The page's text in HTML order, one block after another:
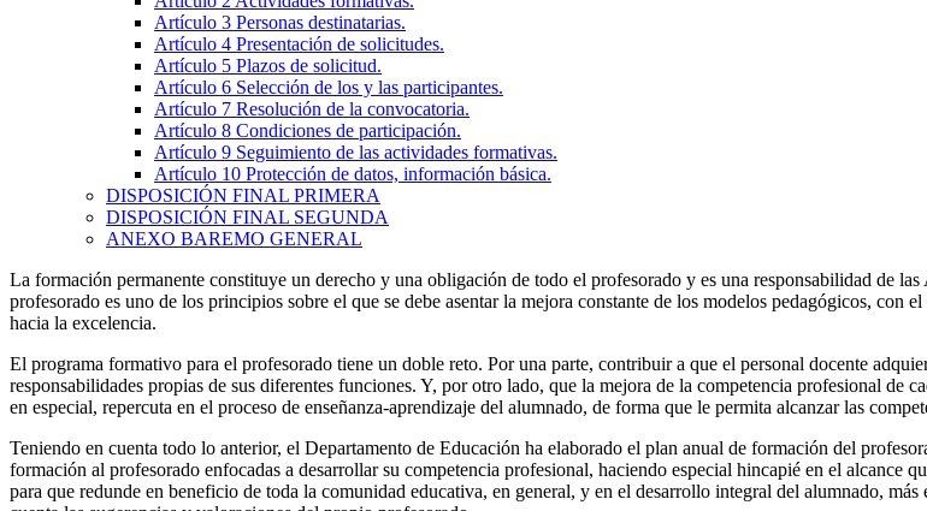
Artículo 3 Personas destinatarias.
Artículo 4 Presentación de solicitudes.
Artículo 5 Plazos de solicitud.
Artículo 6 Selección de los y las participantes.
Artículo 7 Resolución de la convocatoria.
Artículo 8 Condiciones de participación.
Artículo 9 Seguimiento de las actividades formativas.
Artículo 10 Protección de datos, información básica.
DISPOSICIÓN FINAL PRIMERA
DISPOSICIÓN FINAL SEGUNDA
ANEXO BAREMO GENERAL
La formación permanente constituye un derecho y una obligación de todo el profesorado y es una responsabilidad de
profesorado es uno de los principios sobre el que se debe asentar la mejora constante de los modelos pedagógicos,
hacia la excelencia.
El programa formativo para el profesorado tiene un doble reto. Por una parte, contribuir a que el personal docente
responsabilidades propias de sus diferentes funciones. Y, por otro lado, que la mejora de la competencia profesional de
en especial, repercuta en el proceso de enseñanza-aprendizaje del alumnado, de forma que le permita alcanzar las
Teniendo en cuenta todo lo anterior, el Departamento de Educación ha elaborado el plan anual de formación del
formación al profesorado enfocadas a desarrollar su competencia profesional, haciendo especial hincapié en el alcance
para que redunde en beneficio de toda la comunidad educativa, en general, y en el desarrollo integral del alumnado,